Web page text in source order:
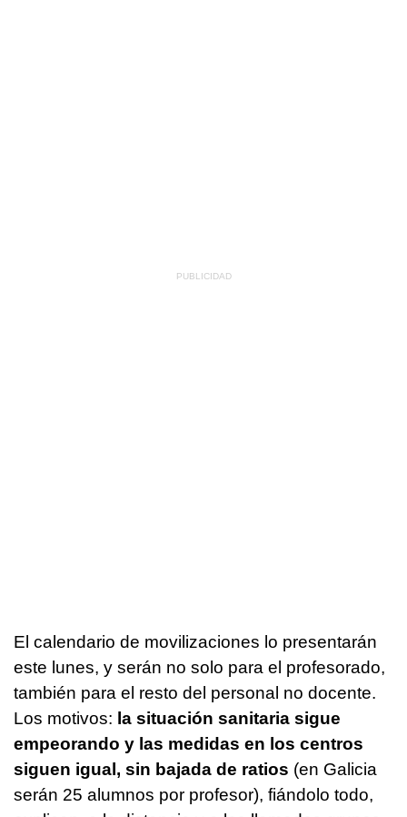
El calendario de movilizaciones lo presentarán
este lunes, y serán no solo para el profesorado,
también para el resto del personal no docente.
Los motivos: la situación sanitaria sigue
empeorando y las medidas en los centros
siguen igual, sin bajada de ratios (en Galicia
serán 25 alumnos por profesor), fiándolo todo,